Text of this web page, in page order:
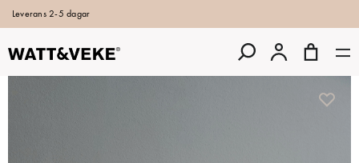
Leverans 2-5 dagar